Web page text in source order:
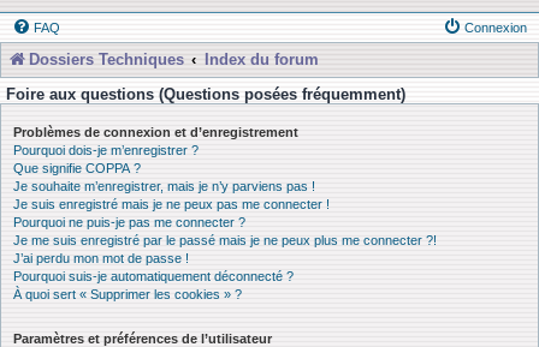
FAQ Connexion
Dossiers Techniques
Index du forum
Foire aux questions (Questions posées fréquemment)
Problèmes de connexion et d’enregistrement
Pourquoi dois-je m’enregistrer ?
Que signifie COPPA ?
Je souhaite m’enregistrer, mais je n’y parviens pas !
Je suis enregistré mais je ne peux pas me connecter !
Pourquoi ne puis-je pas me connecter ?
Je me suis enregistré par le passé mais je ne peux plus me connecter ?!
J’ai perdu mon mot de passe !
Pourquoi suis-je automatiquement déconnecté ?
À quoi sert « Supprimer les cookies » ?
Paramètres et préférences de l’utilisateur